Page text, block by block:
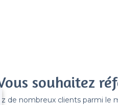
souhaitez
de nombreux clients parmi le